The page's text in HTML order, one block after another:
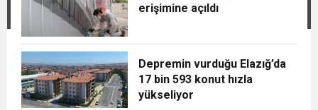
erişimine açıldı
Depremin vurduğu Elazığ’da
17 bin 593 konut hızla
yükseliyor